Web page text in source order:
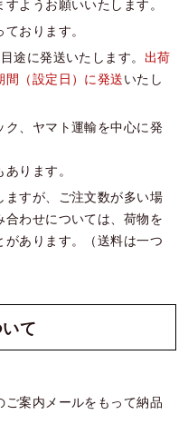
おります。
途に発送いたします。 出荷
（設定日）に発送いたし
、ヤマト運輸を中心に発
ります。
すが、ご注文数が多い場
わせについては、荷物を
あります。（送料は一つ
て
案内メールをもって納品